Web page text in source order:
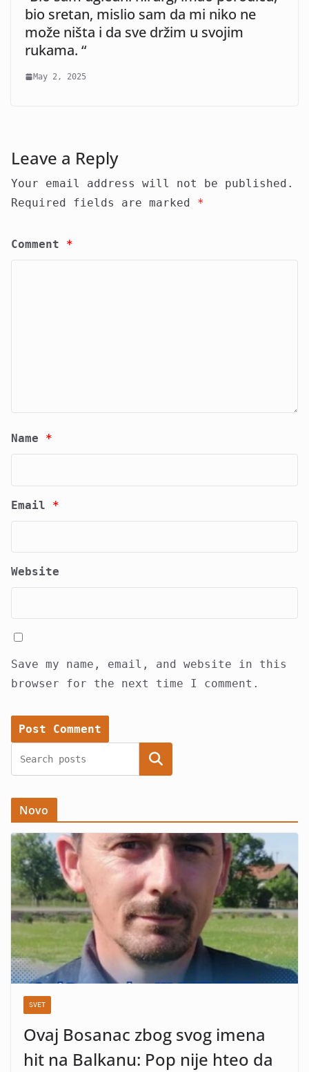
bio sretan, mislio sam da mi niko ne
može ništa i da sve držim u svojim
rukama. “
May 2, 2025
Leave a Reply
Your email address will not be published.
Required fields are marked *
Comment *
Name *
Email *
Website
Save my name, email, and website in this
browser for the next time I comment.
Search
Novo
SVET
Ovaj Bosanac zbog svog imena
hit na Balkanu: Pop nije hteo da